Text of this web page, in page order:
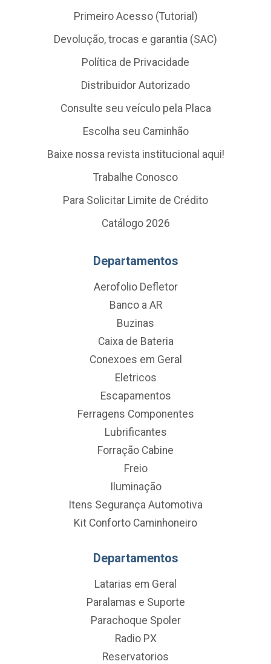
Primeiro Acesso (Tutorial)
Devolução, trocas e garantia (SAC)
Política de Privacidade
Distribuidor Autorizado
Consulte seu veículo pela Placa
Escolha seu Caminhão
Baixe nossa revista institucional aqui!
Trabalhe Conosco
Para Solicitar Limite de Crédito
Catálogo 2026
Departamentos
Aerofolio Defletor
Banco a AR
Buzinas
Caixa de Bateria
Conexoes em Geral
Eletricos
Escapamentos
Ferragens Componentes
Lubrificantes
Forração Cabine
Freio
Iluminação
Itens Segurança Automotiva
Kit Conforto Caminhoneiro
Departamentos
Latarias em Geral
Paralamas e Suporte
Parachoque Spoler
Radio PX
Reservatorios